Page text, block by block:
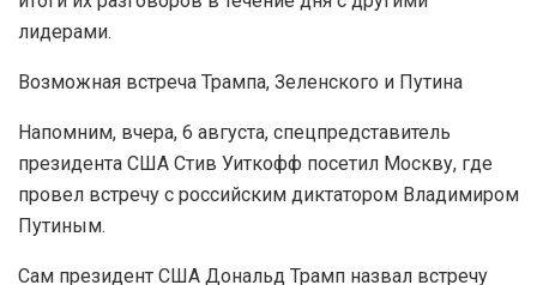
лидерами.
Возможная встреча Трампа, Зеленского и Путина
Напомним, вчера, 6 августа, спецпредставитель
президента США Стив Уиткофф посетил Москву, где
провел встречу с российским диктатором Владимиром
Путиным.
Сам президент США Дональд Трамп назвал встречу